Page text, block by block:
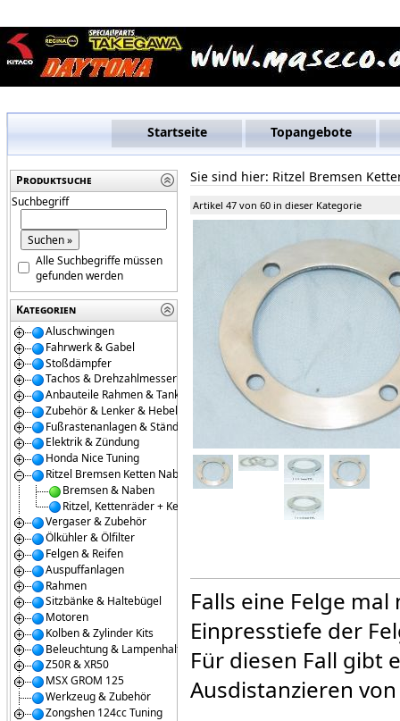
Startseite Topangebote
Produktsuche
Suchbegriff
Alle Suchbegriffe müssen
gefunden werden
Kategorien
Aluschwingen
Fahrwerk & Gabel
Stoßdämpfer
Tachos & Drehzahlmesser
Anbauteile Rahmen & Tanks
Zubehör & Lenker & Hebel
Fußrastenanlagen & Ständer
Elektrik & Zündung
Honda Nice Tuning
Ritzel Bremsen Ketten Naben
Bremsen & Naben
Ritzel, Kettenräder + Ketten
Vergaser & Zubehör
Ölkühler & Ölfilter
Felgen & Reifen
Auspuffanlagen
Rahmen
Sitzbänke & Haltebügel
Motoren
Kolben & Zylinder Kits
Beleuchtung & Lampenhalter
Z50R & XR50
MSX GROM 125
Werkzeug & Zubehör
Zongshen 124cc Tuning
Sie sind hier: Ritzel Bremsen
Artikel 47 von 60 in dieser Kategorie
Falls eine Felge
Einpresstiefe der
Für diesen Fall gibt
Ausdistanzieren